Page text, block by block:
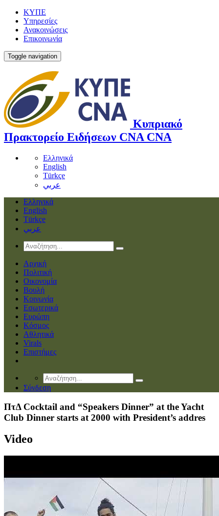
ΚΥΠΕ
Υπηρεσίες
Ανακοινώσεις
Επικοινωνία
Toggle navigation
Κυπριακό
Πρακτορείο Ειδήσεων CNA CNA
Ελληνικά
English
Türkçe
عربي
Ελληνικά
English
Türkçe
عربي
Αρχική
Πολιτική
Οικονομία
Βουλή
Κοινωνία
Εσωτερικά
Ευρώπη
Κόσμος
Αθλητικά
Virals
Επιστήμες
Σύνδεση
ΠτΔ Cocktail and “Speakers Dinner” at the Yacht
Club Dinner starts at 2000 with President’s addres
Video